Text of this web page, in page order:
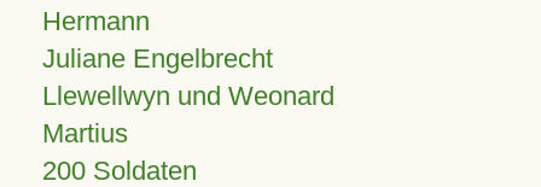
Hermann
Juliane Engelbrecht
Llewellwyn und Weonard
Martius
200 Soldaten